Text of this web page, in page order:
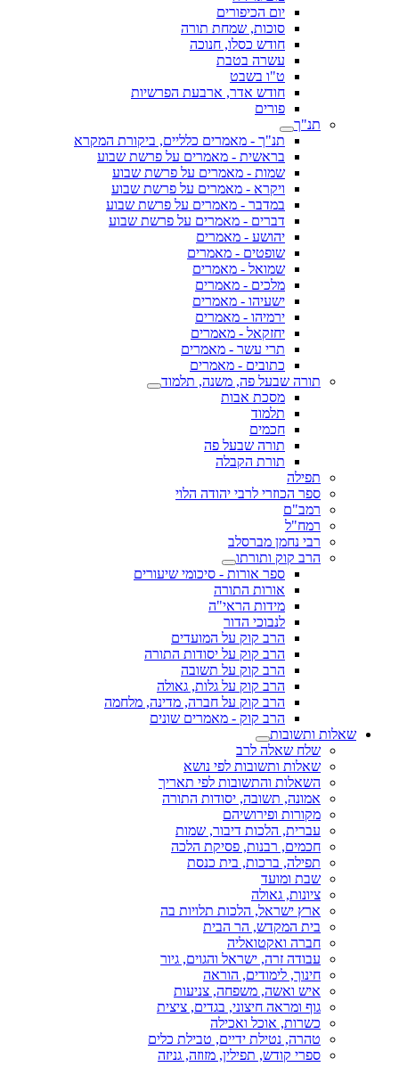
יום הכיפורים
סוכות, שמחת תורה
חודש כסלו, חנוכה
עשרה בטבת
ט"ו בשבט
חודש אדר, ארבעת הפרשיות
פורים
תנ"ך
תנ"ך - מאמרים כלליים, ביקורת המקרא
בראשית - מאמרים על פרשת שבוע
שמות - מאמרים על פרשת שבוע
ויקרא - מאמרים על פרשת שבוע
במדבר - מאמרים על פרשת שבוע
דברים - מאמרים על פרשת שבוע
יהושע - מאמרים
שופטים - מאמרים
שמואל - מאמרים
מלכים - מאמרים
ישעיהו - מאמרים
ירמיהו - מאמרים
יחזקאל - מאמרים
תרי עשר - מאמרים
כתובים - מאמרים
תורה שבעל פה, משנה, תלמוד
מסכת אבות
תלמוד
חכמים
תורה שבעל פה
תורת הקבלה
תפילה
ספר הכוזרי לרבי יהודה הלוי
רמב"ם
רמח"ל
רבי נחמן מברסלב
הרב קוק ותורתו
ספר אורות - סיכומי שיעורים
אורות התורה
מידות הראי"ה
לנבוכי הדור
הרב קוק על המועדים
הרב קוק על יסודות התורה
הרב קוק על תשובה
הרב קוק על גלות, גאולה
הרב קוק על חברה, מדינה, מלחמה
הרב קוק - מאמרים שונים
שאלות ותשובות
שלח שאלה לרב
שאלות ותשובות לפי נושא
השאלות והתשובות לפי תאריך
אמונה, תשובה, יסודות התורה
מקורות ופירושיהם
עברית, הלכות דיבור, שמות
חכמים, רבנות, פסיקת הלכה
תפילה, ברכות, בית כנסת
שבת ומועד
ציונות, גאולה
ארץ ישראל, הלכות תלויות בה
בית המקדש, הר הבית
חברה ואקטואליה
עבודה זרה, ישראל והגוים, גיור
חינוך, לימודים, הוראה
איש ואשה, משפחה, צניעות
גוף ומראה חיצוני, בגדים, ציצית
כשרות, אוכל ואכילה
טהרה, נטילת ידיים, טבילת כלים
ספרי קודש, תפילין, מזוזה, גניזה